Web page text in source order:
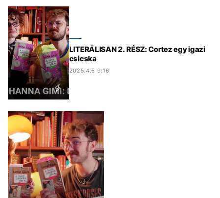
LITERÁLISAN 2. RÉSZ: Cortez egy igazi
csicska
2025.4.6 9:16